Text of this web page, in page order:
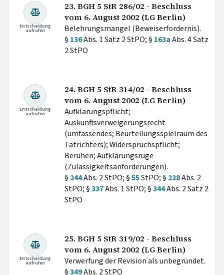
Entscheidung
aufrufen
23. BGH 5 StR 286/02 - Beschluss
vom 6. August 2002 (LG Berlin)
Belehrungsmangel (Beweiserfordernis).
§ 136Abs. 1 Satz 2 StPO; § 163aAbs. 4 Satz
2 StPO
Entscheidung
aufrufen
24. BGH 5 StR 314/02 - Beschluss
vom 6. August 2002 (LG Berlin)
Aufklärungspflicht;
Auskunftsverweigerungsrecht
(umfassendes; Beurteilungsspielraum des
Tatrichters); Widerspruchspflicht;
Beruhen; Aufklärungsrüge
(Zulässigkeitsanforderungen).
§ 244Abs. 2 StPO; §55StPO; § 238Abs. 2
StPO; §337Abs. 1 StPO; §344Abs. 2 Satz 2
StPO
Entscheidung
aufrufen
25. BGH 5 StR 319/02 - Beschluss
vom 6. August 2002 (LG Berlin)
Verwerfung der Revision als unbegründet.
§349Abs. 2 StPO